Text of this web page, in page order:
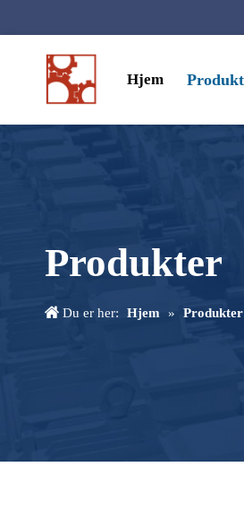
Hjem
Produkter
Du er her: Hjem » Produkter